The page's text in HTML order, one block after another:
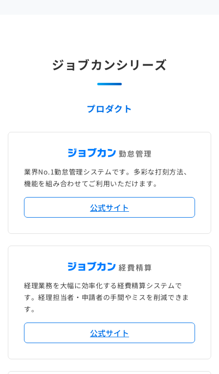
ジョブカンシリーズ
プロダクト
業界No.1勤怠管理システムです。多彩な打刻方法、
機能を組み合わせてご利用いただけます。
公式サイト
経理業務を大幅に効率化する経費精算システムで
す。経理担当者・申請者の手間やミスを削減できま
す。
公式サイト